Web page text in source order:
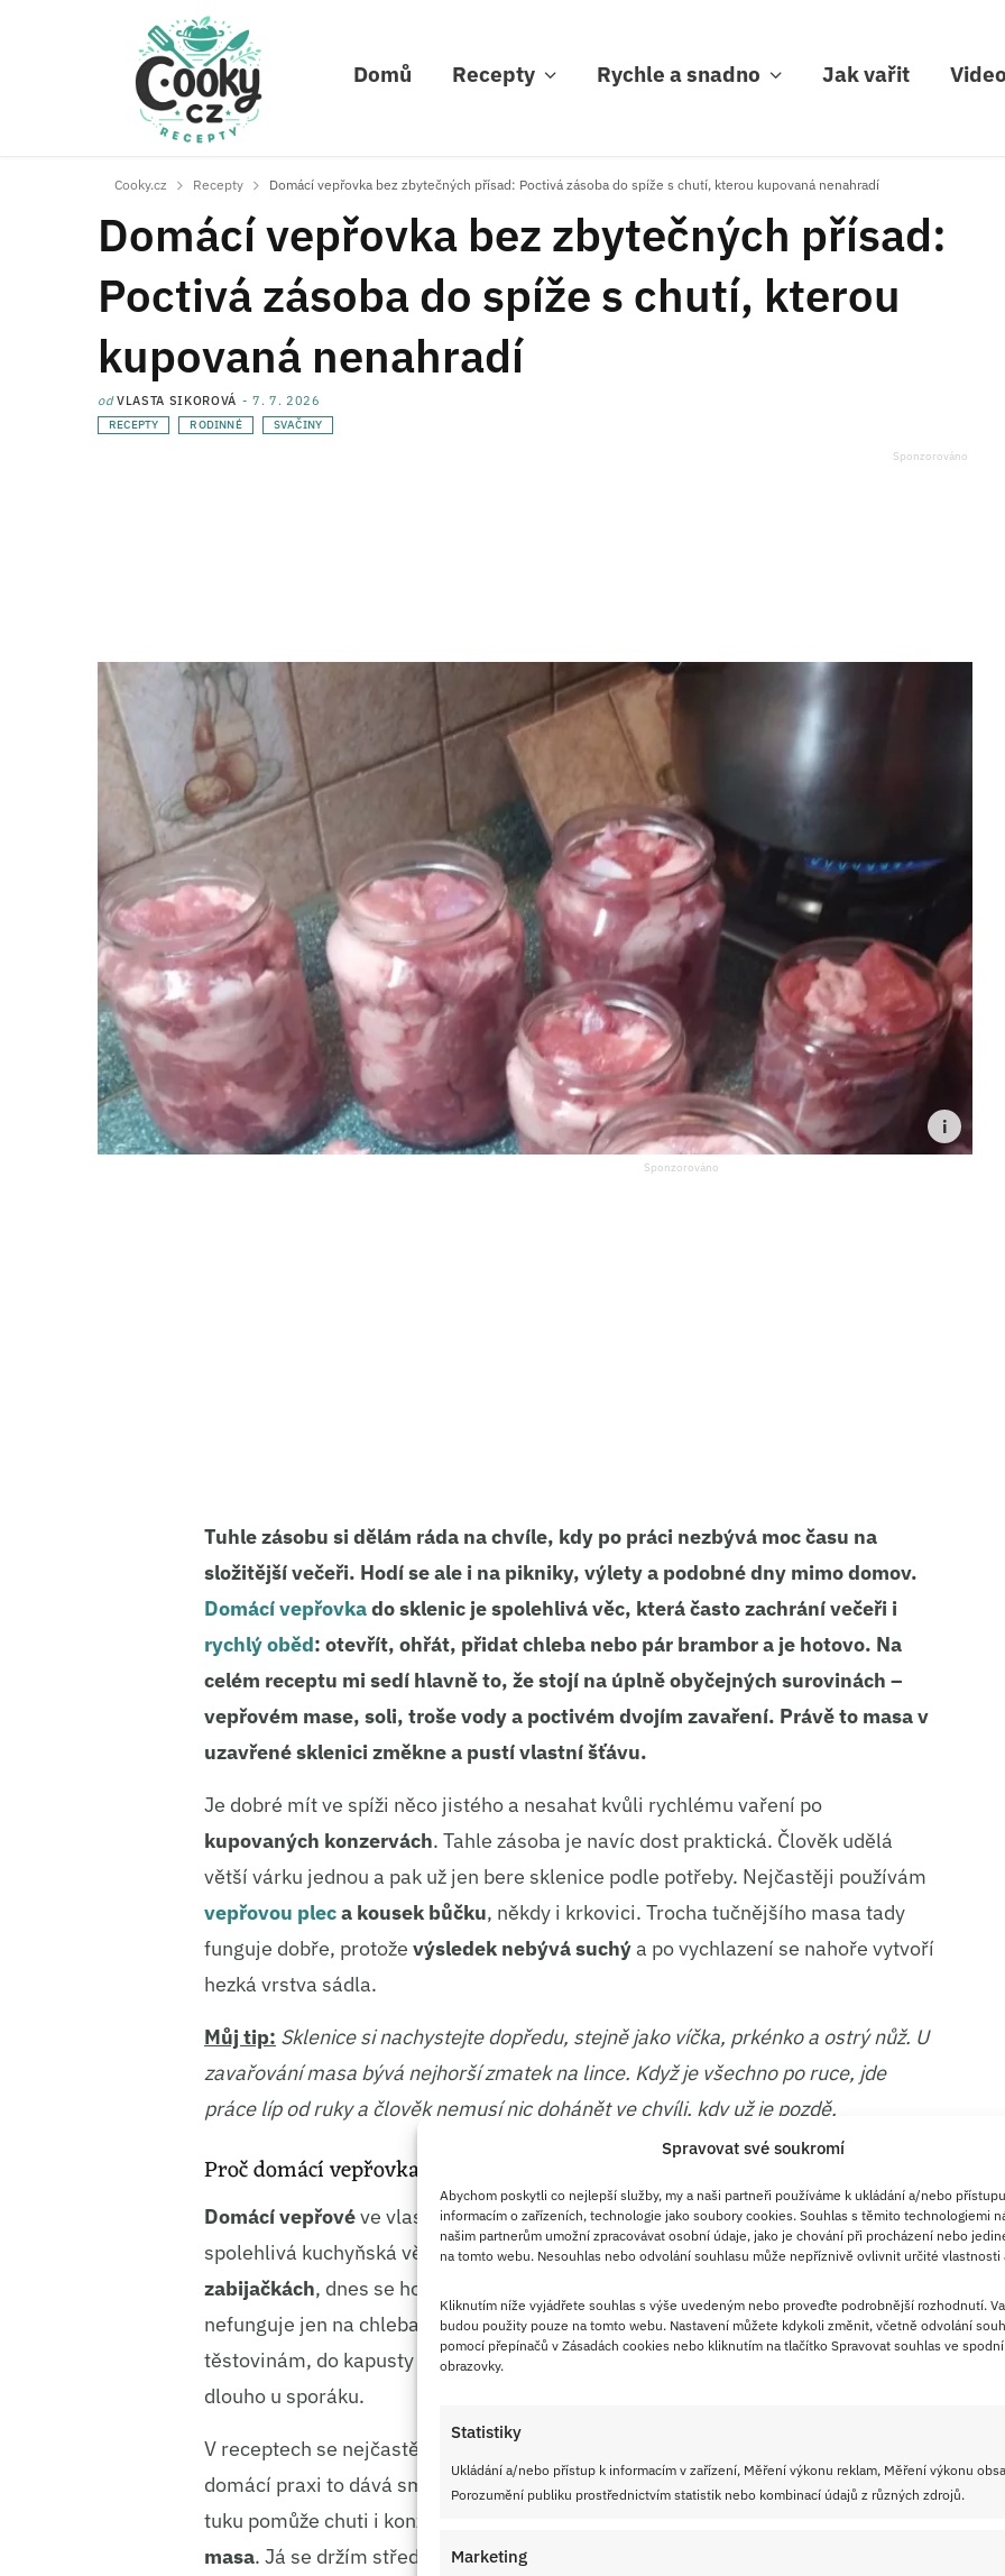
Spravovat své soukromí
Abychom poskytli co nejlepší služby, my a naši partneři používáme k ukládání a/nebo
informacím o zařízeních, technologie jako soubory cookies. Souhlas s těmito technologiemi
našim partnerům umožní zpracovávat osobní údaje, jako je chování při procházení nebo
na tomto webu. Nesouhlas nebo odvolání souhlasu může nepříznivě ovlivnit určité vlastnosti
Kliknutím níže vyjádřete souhlas s výše uvedeným nebo proveďte podrobnější rozhodnutí.
budou použity pouze na tomto webu. Nastavení můžete kdykoli změnit, včetně odvolání
pomocí přepínačů v Zásadách cookies nebo kliknutím na tlačítko Spravovat souhlas ve
obrazovky.
Statistiky
Ukládání a/nebo přístup k informacím v zařízení, Měření výkonu reklam, Měření výkonu
Porozumění publiku prostřednictvím statistik nebo kombinací údajů z různých zdrojů.
Marketing
Domů Recepty Rychle a snadno Jak vařit Video
Cooky.cz Recepty Domácí vepřovka bez zbytečných přísad: Poctivá zásoba do spíže s chutí, kterou kupovaná nenahradí
Domácí vepřovka bez zbytečných přísad:
Poctivá zásoba do spíže s chutí, kterou
kupovaná nenahradí
odVLASTA SIKOROVÁ 7. 7. 2026
RECEPTY RODINNÉ SVAČINY
Tuhle zásobu si dělám ráda na chvíle, kdy po práci nezbývá moc času na
složitější večeři. Hodí se ale i na pikniky, výlety a podobné dny mimo domov.
Domácí vepřovkado sklenic je spolehlivá věc, která často zachrání večeři i
rychlý oběd: otevřít, ohřát, přidat chleba nebo pár brambor a je hotovo. Na
celém receptu mi sedí hlavně to, že stojí na úplně obyčejných surovinách –
vepřovém mase, soli, troše vodya poctivém dvojím zavaření. Právě to masa v
uzavřené sklenici změkne a pustí vlastní šťávu.
Je dobré mít ve spíži něco jistého a nesahat kvůli rychlému vaření po
kupovaných konzervách. Tahle zásoba je navíc dost praktická. Člověk udělá
větší várku jednou a pak už jen bere sklenice podle potřeby. Nejčastěji používám
vepřovou pleca kousek bůčku, někdy i krkovici. Trocha tučnějšího masa tady
funguje dobře, protože výsledek nebývá suchýa po vychlazení se nahoře vytvoří
hezká vrstva sádla.
Můj tip: Sklenice si nachystejte dopředu, stejně jako víčka, prkénko a ostrý nůž. U
zavařování masa bývá nejhorší zmatek na lince. Když je všechno po ruce, jde
práce líp od ruky a člověk nemusí nic dohánět ve chvíli, kdy už je pozdě.
Proč domácí vepřovka pořád dává smysl
Domácí vepřovéve vlastní šťávě není žádná novinka. Spíš stará a pořád
spolehlivá kuchyňská věc. Dřív se maso do sklenic chystalo před zimou nebo při
zabijačkách, dnes se hodí hlavně jako chytrá zásoba do běžného provozu. A
nefunguje jen na chleba k večeři. Dá se použít i jakozáklad do rizota, k
těstovinám, do kapusty nebo prostě k
, když není čas stát
dlouho u sporáku.
V receptech se nejčastěji objevujekrkovice
domácí praxi to dává smysl. Libové maso bývá ve sklenici tužší, kdežto trochu
tuku pomůže chuti i konzistenci. Často se uvádí kolem
masa. Já se držím středu a dávám15 g soli na kilo